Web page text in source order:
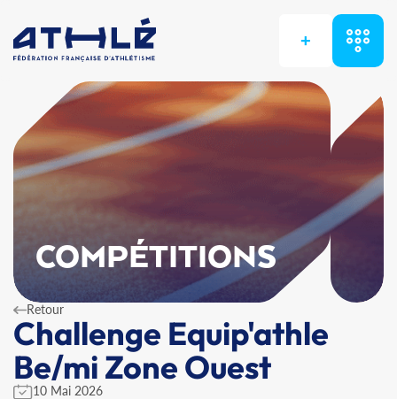
+
COMPÉTITIONS
Retour
Challenge Equip'athle
Be/mi Zone Ouest
10 Mai 2026